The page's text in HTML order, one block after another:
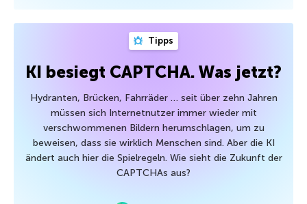
Tipps
KI besiegt CAPTCHA. Was jetzt?
Hydranten, Brücken, Fahrräder … seit über zehn Jahren
müssen sich Internetnutzer immer wieder mit
verschwommenen Bildern herumschlagen, um zu
beweisen, dass sie wirklich Menschen sind. Aber die KI
ändert auch hier die Spielregeln. Wie sieht die Zukunft der
CAPTCHAs aus?